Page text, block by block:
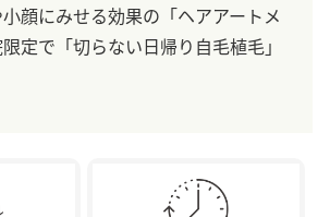
顔にみせる効果の「ヘアアートメ
定で「切らない日帰り自毛植毛」